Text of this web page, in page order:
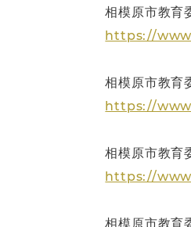
相模原市教育
https://
相模原市教育
https://
相模原市教育
https://
相模原市教育